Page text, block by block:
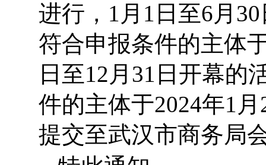
进行，1月1日至6月
符合申报条件的主体
日至12月31日开幕的
件的主体于2024年1
提交至武汉市商务局